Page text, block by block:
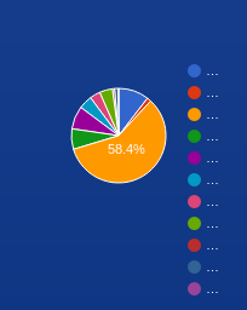
…
…
…
…
…
…
…
…
…
…
…
58.4%